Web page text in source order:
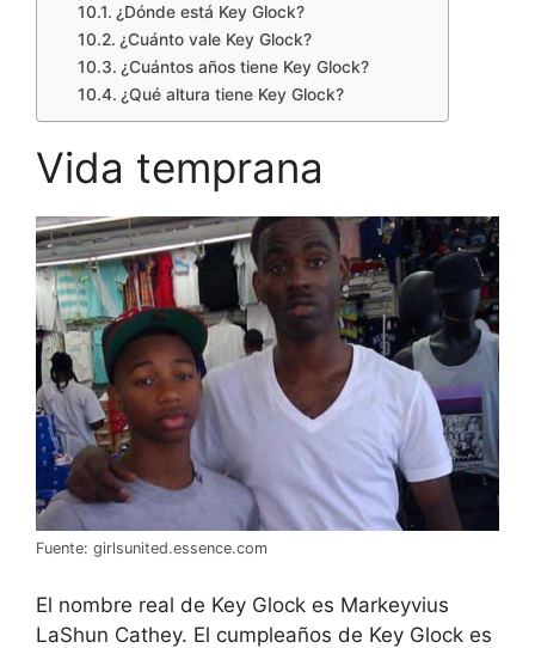
¿Dónde está Key Glock?
¿Cuánto vale Key Glock?
¿Cuántos años tiene Key Glock?
¿Qué altura tiene Key Glock?
Vida temprana
Fuente: girlsunited.essence.com
El nombre real de Key Glock es Markeyvius
LaShun Cathey. El cumpleaños de Key Glock es